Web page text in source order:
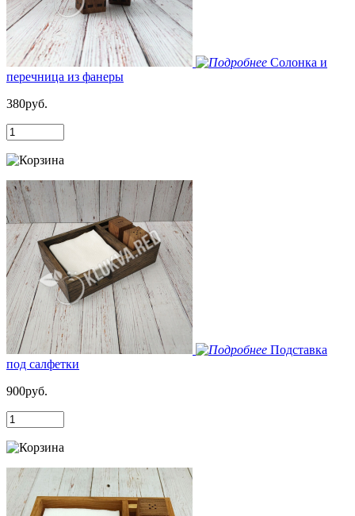
Солонка и
перечница из фанеры
380руб.
Подставка
под салфетки
900руб.